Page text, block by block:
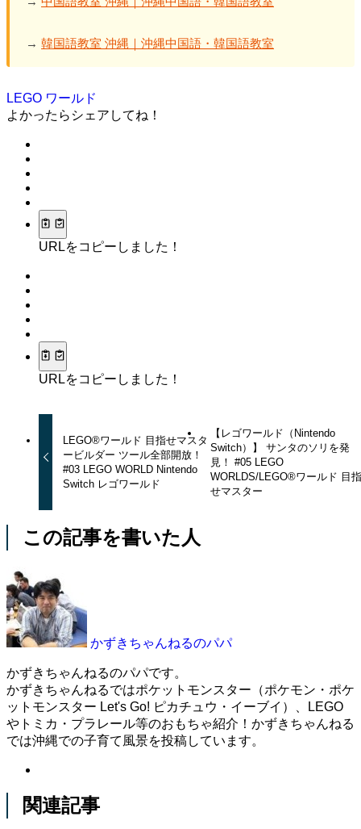
→ 韓国語教室 沖縄｜沖縄中国語・韓国語教室
LEGO ワールド
よかったらシェアしてね！
URLをコピーしました！
URLをコピーしました！
LEGO®ワールド 目指せマスタ
ービルダー ツール全部開放！
#03 LEGO WORLD Nintendo
Switch レゴワールド
【レゴワールド（Nintendo
Switch）】 サンタのソリを発
見！ #05 LEGO
WORLDS/LEGO®ワールド 目
せマスター
この記事を書いた人
かずきちゃんねるのパパ
かずきちゃんねるのパパです。
かずきちゃんねるではポケットモンスター（ポケモン・ポケ
ットモンスター Let's Go! ピカチュウ・イーブイ）、LEGO
やトミカ・プラレール等のおもちゃ紹介！かずきちゃんねる
では沖縄での子育て風景を投稿しています。
関連記事